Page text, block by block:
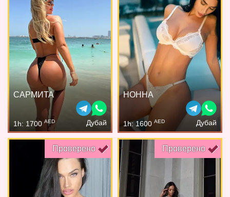
САРМИТА
1h: 1700 AED Дубай
НОННА
1h: 1600 AED Дубай
Проверено Проверено